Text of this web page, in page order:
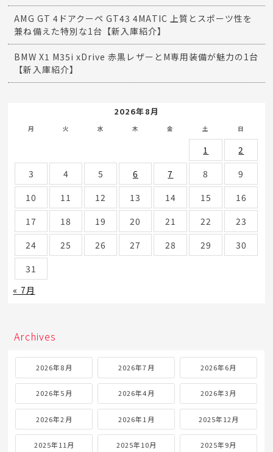
AMG GT 4ドアクーペ GT43 4MATIC 上質とスポーツ性を
兼ね備えた特別な1台【新入庫紹介】
BMW X1 M35i xDrive 赤黒レザーとM専用装備が魅力の1台
【新入庫紹介】
2026年8月
月 火 水 木 金 土 日
1
2
3
4 5 6 7 8
9
10
11 12 13 14 15
16
17
18 19 20 21 22
23
24
25 26 27 28 29
30
31
« 7月
Archives
2026年8月 2026年7月 2026年6月
2026年5月 2026年4月 2026年3月
2026年2月 2026年1月 2025年12月
2025年11月 2025年10月 2025年9月